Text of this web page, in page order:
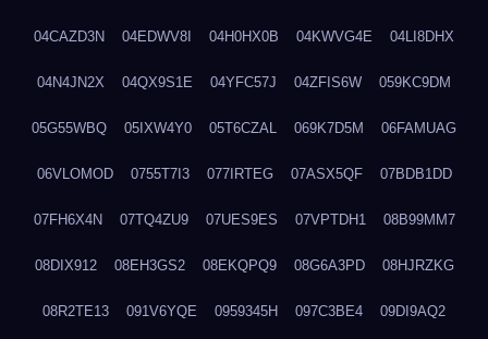
04CAZD3N 04EDWV8I 04H0HX0B 04KWVG4E 04LI8DHX
04N4JN2X 04QX9S1E 04YFC57J 04ZFIS6W 059KC9DM
05G55WBQ 05IXW4Y0 05T6CZAL 069K7D5M 06FAMUAG
06VLOMOD 0755T7I3 077IRTEG 07ASX5QF 07BDB1DD
07FH6X4N 07TQ4ZU9 07UES9ES 07VPTDH1 08B99MM7
08DIX912 08EH3GS2 08EKQPQ9 08G6A3PD 08HJRZKG
08R2TE13 091V6YQE 0959345H 097C3BE4 09DI9AQ2